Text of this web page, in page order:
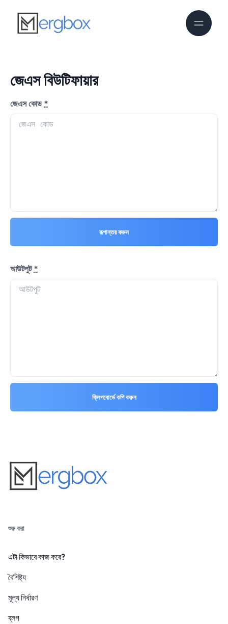
জেএস বিউটিফায়ার
জেএস কোড *
রূপান্তর করুন
আউটপুট *
ক্লিপবোর্ডে কপি করুন
শুরু করা
এটা কিভাবে কাজ করে?
বৈশিষ্ট্য
মূল্য নির্ধারণ
ব্লগ